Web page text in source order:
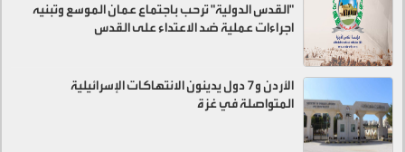
"القدس الدولية" ترحب باجتماع عمان الموسع وتبنيه
اجراءات عملية ضد الاعتداء على القدس
الأردن و7 دول يدينون الانتهاكات الإسرائيلية
المتواصلة في غزة